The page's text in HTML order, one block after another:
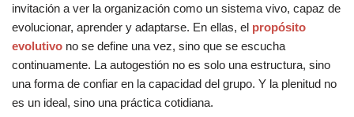
invitación a ver la organización como un sistema vivo, capaz de
evolucionar, aprender y adaptarse. En ellas, el propósito
evolutivo no se define una vez, sino que se escucha
continuamente. La autogestión no es solo una estructura, sino
una forma de confiar en la capacidad del grupo. Y la plenitud no
es un ideal, sino una práctica cotidiana.